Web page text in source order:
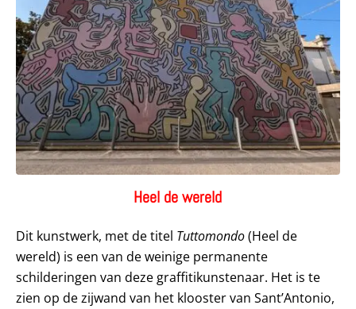
Heel de wereld
Dit kunstwerk, met de titel Tuttomondo(Heel de
wereld) is een van de weinige permanente
schilderingen van deze graffitikunstenaar. Het is te
zien op de zijwand van het klooster van Sant’Antonio,